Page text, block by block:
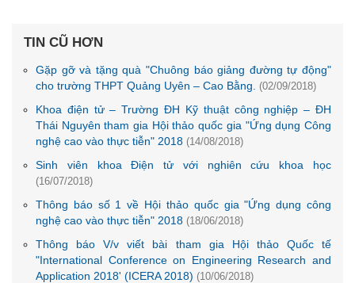
TIN CŨ HƠN
Gặp gỡ và tặng quà "Chuông báo giảng đường tự động"
cho trường THPT Quảng Uyên – Cao Bằng.
(02/09/2018)
Khoa điện tử – Trường ĐH Kỹ thuật công nghiệp – ĐH
Thái Nguyên tham gia Hội thảo quốc gia "Ứng dụng Công
nghệ cao vào thực tiễn" 2018 (14/08/2018)
Sinh viên khoa Điện tử với nghiên cứu khoa học
(16/07/2018)
Thông báo số 1 về Hội thảo quốc gia "Ứng dụng công
nghệ cao vào thực tiễn" 2018 (18/06/2018)
Thông báo V/v viết bài tham gia Hội thảo Quốc tế
"International Conference on Engineering Research and
Application 2018' (ICERA 2018) (10/06/2018)